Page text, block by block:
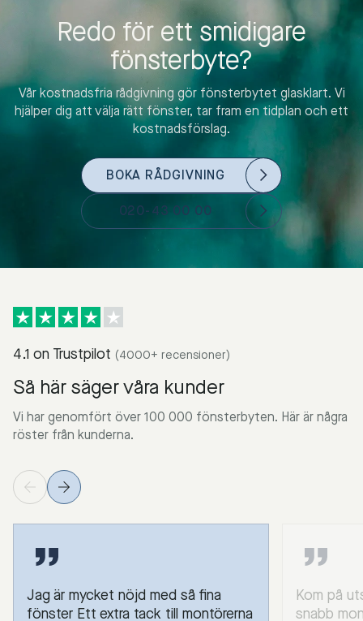
Redo för ett smidigare
fönsterbyte?
Vår kostnadsfria rådgivning gör fönsterbytet glasklart. Vi
hjälper dig att välja rätt fönster, tar fram en tidplan och ett
kostnadsförslag.
BOKA RÅDGIVNING
020-43 00 00
4.1 on Trustpilot (4000+ recensioner)
Så här säger våra kunder
Vi har genomfört över 100 000 fönsterbyten. Här är några
röster från kunderna.
Jag är mycket nöjd med så fina
fönster Ett extra tack till montörerna
Kom på
snabb